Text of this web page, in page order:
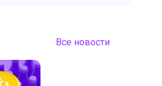
Все новости